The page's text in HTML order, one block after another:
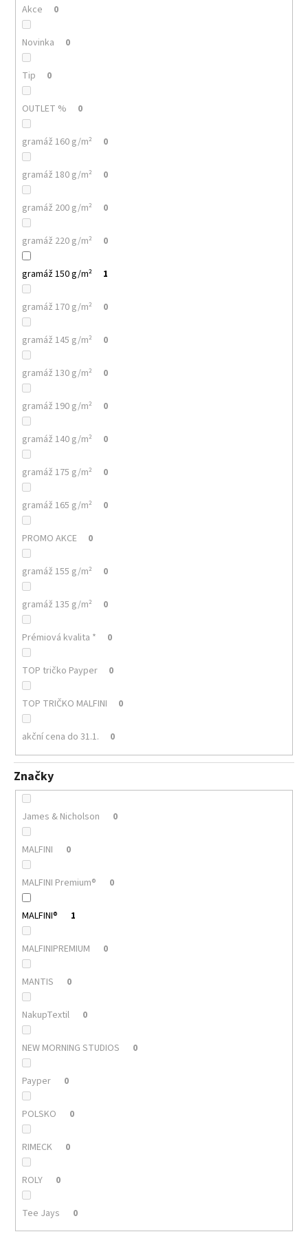
Akce 0
Novinka 0
Tip 0
OUTLET % 0
gramáž 160 g/m² 0
gramáž 180 g/m² 0
gramáž 200 g/m² 0
gramáž 220 g/m² 0
gramáž 150 g/m² 1
gramáž 170 g/m² 0
gramáž 145 g/m² 0
gramáž 130 g/m² 0
gramáž 190 g/m² 0
gramáž 140 g/m² 0
gramáž 175 g/m² 0
gramáž 165 g/m² 0
PROMO AKCE 0
gramáž 155 g/m² 0
gramáž 135 g/m² 0
Prémiová kvalita * 0
TOP tričko Payper 0
TOP TRIČKO MALFINI 0
akční cena do 31.1. 0
Značky
James & Nicholson 0
MALFINI 0
MALFINI Premium® 0
MALFINI® 1
MALFINIPREMIUM 0
MANTIS 0
NakupTextil 0
NEW MORNING STUDIOS 0
Payper 0
POLSKO 0
RIMECK 0
ROLY 0
Tee Jays 0
m
MALFINI
BASIC
129
PÁNSKÉ/UNISEX
TRIČKO,
160
100%
BAVLNA,
SILIKONOVÁ
ÚPRAVA
92
Kč